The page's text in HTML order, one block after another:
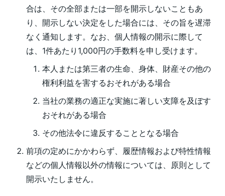
合は、その全部または一部を開示しないこともあ
り、開示しない決定をした場合には、その旨を遅滞
なく通知します。なお、個人情報の開示に際して
は、1件あたり1,000円の手数料を申し受けます。
本人または第三者の生命、身体、財産その他の
権利利益を害するおそれがある場合
当社の業務の適正な実施に著しい支障を及ぼす
おそれがある場合
その他法令に違反することとなる場合
前項の定めにかかわらず、履歴情報および特性情報
などの個人情報以外の情報については、原則として
開示いたしません。